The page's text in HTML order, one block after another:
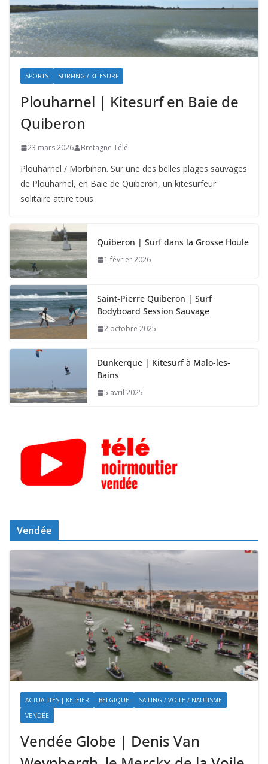
SPORTS SURFING / KITESURF
Plouharnel | Kitesurf en Baie de
Quiberon
23 mars 2026 Bretagne Télé
Plouharnel / Morbihan. Sur une des belles plages sauvages
de Plouharnel, en Baie de Quiberon, un kitesurfeur
solitaire attire tous
Quiberon | Surf dans la Grosse Houle
1 février 2026
Saint-Pierre Quiberon | Surf
Bodyboard Session Sauvage
2 octobre 2025
Dunkerque | Kitesurf à Malo-les-
Bains
5 avril 2025
Vendée
ACTUALITÉS | KELEIER BELGIQUE
SAILING / VOILE / NAUTISME
VENDÉE
Vendée Globe | Denis Van